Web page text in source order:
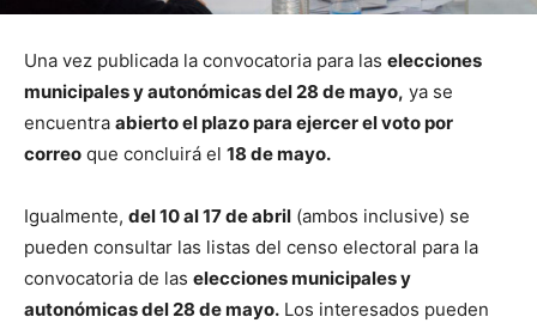
Una vez publicada la convocatoria para las elecciones
municipales y autonómicas del 28 de mayo, ya se
encuentra abierto el plazo para ejercer el voto por
correo que concluirá el 18 de mayo.
Igualmente, del 10 al 17 de abril (ambos inclusive) se
pueden consultar las listas del censo electoral para la
convocatoria de las elecciones municipales y
autonómicas del 28 de mayo. Los interesados pueden